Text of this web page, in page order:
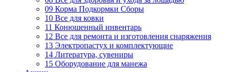
09 Корма Подкормки Сборы
10 Все для ковки
11 Конюшенный инвентарь
12 Все для ремонта и изготовления снаряжения
13 Электропастух и комплектующие
14 Литература, сувениры
15 Оборудование для манежа